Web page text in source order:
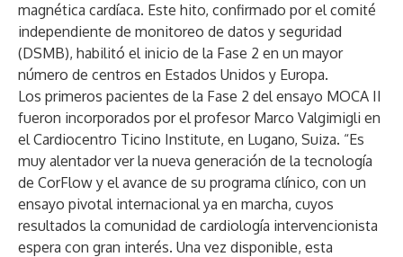
magnética cardíaca. Este hito, confirmado por el comité
independiente de monitoreo de datos y seguridad
(DSMB), habilitó el inicio de la Fase 2 en un mayor
número de centros en Estados Unidos y Europa.
Los primeros pacientes de la Fase 2 del ensayo MOCA II
fueron incorporados por el profesor Marco Valgimigli en
el Cardiocentro Ticino Institute, en Lugano, Suiza. “Es
muy alentador ver la nueva generación de la tecnología
de CorFlow y el avance de su programa clínico, con un
ensayo pivotal internacional ya en marcha, cuyos
resultados la comunidad de cardiología intervencionista
espera con gran interés. Una vez disponible, esta